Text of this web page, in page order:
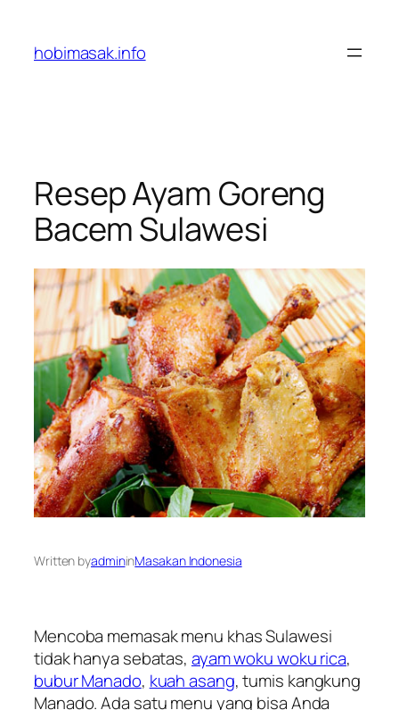
content
hobimasak.info
Resep Ayam Goreng
Bacem Sulawesi
Written byadmininMasakan Indonesia
Mencoba memasak menu khas Sulawesi
tidak hanya sebatas, ayam woku woku rica,
bubur Manado, kuah asang, tumis kangkung
Manado. Ada satu menu yang bisa Anda